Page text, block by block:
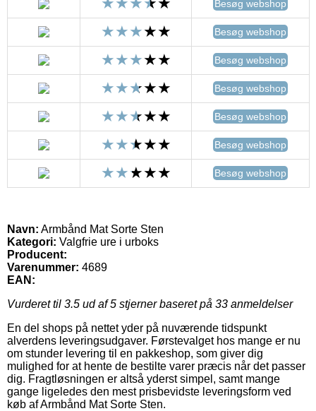
Besøg webshop
Besøg webshop
Besøg webshop
Besøg webshop
Besøg webshop
Besøg webshop
Besøg webshop
Navn: Armbånd Mat Sorte Sten
Kategori: Valgfrie ure i urboks
Producent:
Varenummer: 4689
EAN:
Vurderet til 3.5 ud af 5 stjerner baseret på 33 anmeldelser
En del shops på nettet yder på nuværende tidspunkt
alverdens leveringsudgaver. Førstevalget hos mange er nu
om stunder levering til en pakkeshop, som giver dig
mulighed for at hente de bestilte varer præcis når det passer
dig. Fragtløsningen er altså yderst simpel, samt mange
gange ligeledes den mest prisbevidste leveringsform ved
køb af Armbånd Mat Sorte Sten.